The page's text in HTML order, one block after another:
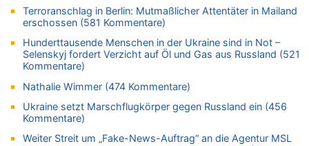
06.08.2026 - 10:09 von Dax zu
Zweite Hitzewelle in diesem Sommer ist jetzt amtlich
06.08.2026 - 10:02 von Soso zu
Aachen ab 11. August wieder Mekka des Pferdesports –
Belgien setzt bei Reit-WM auf starke Springreiter
06.08.2026 - 09:22 von Zuhörer zu
Wasserstand des Rheins in NRW so niedrig wie noch nie
06.08.2026 - 09:13 von 5/11 zu
Wasserstand des Rheins in NRW so niedrig wie noch nie
Terroranschlag in Berlin: Mutmaßlicher Attentäter in Mailand
erschossen (581 Kommentare)
Hunderttausende Menschen in der Ukraine sind in Not –
Selenskyj fordert Verzicht auf Öl und Gas aus Russland (521
Kommentare)
Nathalie Wimmer (474 Kommentare)
Ukraine setzt Marschflugkörper gegen Russland ein (456
Kommentare)
Weiter Streit um „Fake-News-Auftrag“ an die Agentur MSL